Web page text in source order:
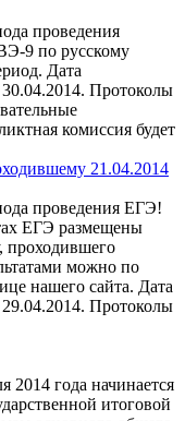
проведения
9 по русскому
Дата
Протоколы
комиссия будет
21.04.2014
проведения ЕГЭ!
ЕГЭ размещены
проходившего
можно по
нашего сайта. Дата
Протоколы
года начинается
итоговой